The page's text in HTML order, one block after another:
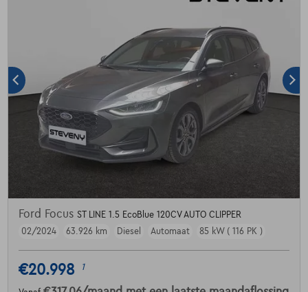
Ford Focus ST LINE 1.5 EcoBlue 120CV AUTO CLIPPER
02/2024
63.926 km Diesel Automaat 85 kW ( 116 PK )
€20.998 1